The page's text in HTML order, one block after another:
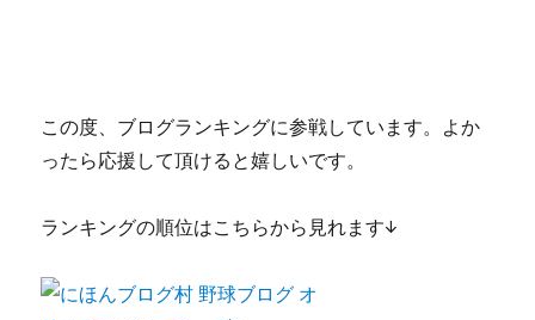
この度、ブログランキングに参戦しています。よか
ったら応援して頂けると嬉しいです。
ランキングの順位はこちらから見れます↓